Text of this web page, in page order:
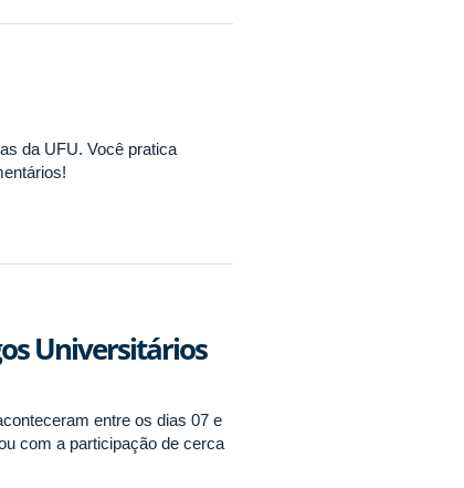
da UFU. Você pratica
Universitários
entre os dias 07 e
com a participação de cerca